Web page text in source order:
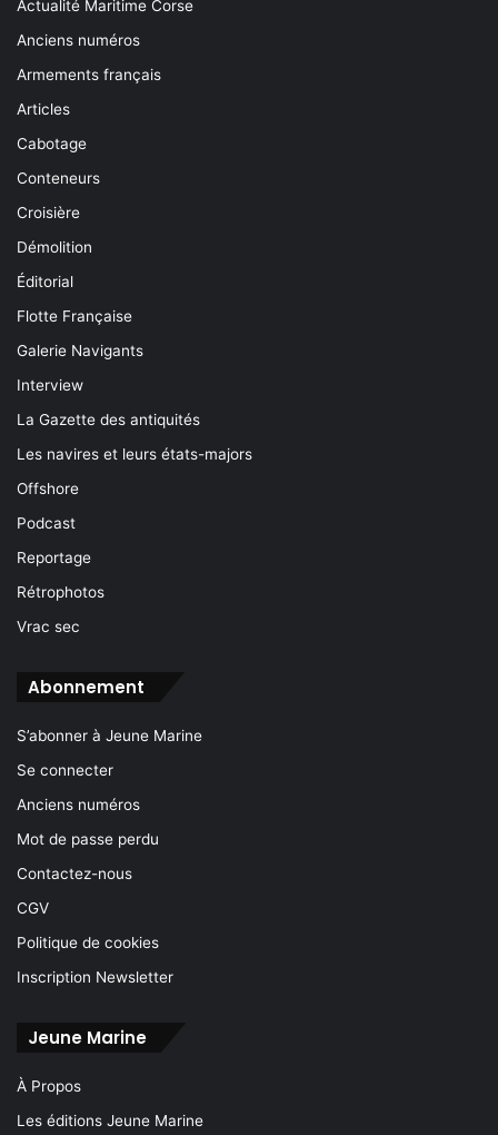
Actualité Maritime Corse
Anciens numéros
Armements français
Articles
Cabotage
Conteneurs
Croisière
Démolition
Éditorial
Flotte Française
Galerie Navigants
Interview
La Gazette des antiquités
Les navires et leurs états-majors
Offshore
Podcast
Reportage
Rétrophotos
Vrac sec
Abonnement
S’abonner à Jeune Marine
Se connecter
Anciens numéros
Mot de passe perdu
Contactez-nous
CGV
Politique de cookies
Inscription Newsletter
Jeune Marine
À Propos
Les éditions Jeune Marine